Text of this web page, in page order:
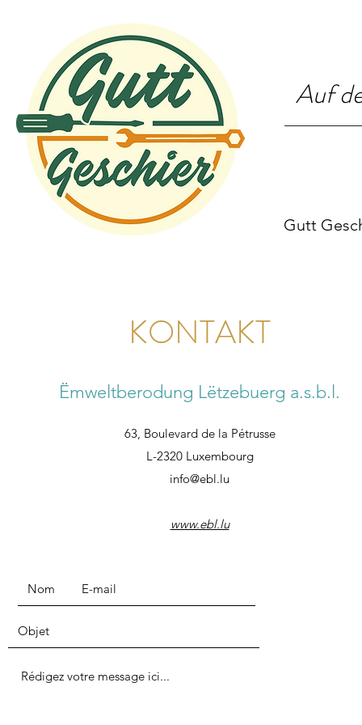
Auf
Gutt
KONTAKT
Ëmweltberodung Lëtzebuerg a.s.b.l.
63, Boulevard de la Pétrusse
L-2320 Luxembourg
info@ebl.lu
www.ebl.lu